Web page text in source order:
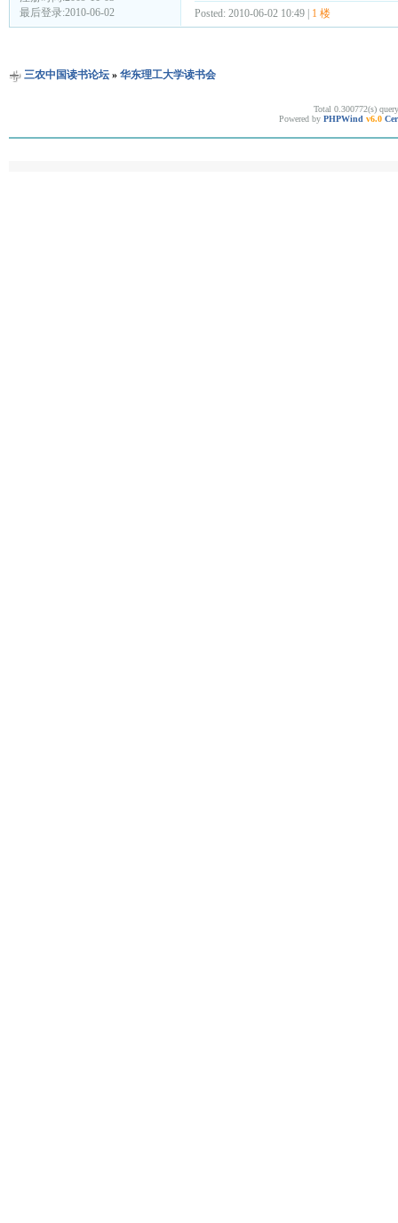
最后登录:2010-06-02
Posted: 2010-06-02 10:49 | 1 楼
三农中国读书论坛» 华东理工大学读书会
Total 0.300772(s)
Powered by PHPWind v6.0